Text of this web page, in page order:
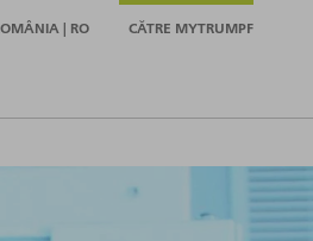
| RO CĂTRE MYTRUMPF